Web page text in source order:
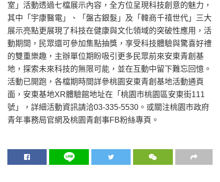
室」活動透過七檔展示內容，全方位呈現科技創意的魅力，
其中「宇康醫電」、「盤古銀髮」及「韓商千禧世代」三大
展示亮點更展現了科技在健康與文化領域的突破性應用，活
動期間，民眾還可參加集點抽獎，享受科技體驗與驚喜好禮
的雙重樂趣，主辦單位期盼吸引更多民眾前來安東青創基
地，探索未來科技的無限可能，並在互動中留下難忘回憶。
活動已開跑，各檔期時間詳參桃園安東青創基地活動通頁
面，安東基地XR體驗館地址在「桃園市桃園區安東街111
號」，詳細活動資訊請洽03-335-5530。或關注桃園市政府
青年事務局官網及桃園青創事FB粉絲專頁。